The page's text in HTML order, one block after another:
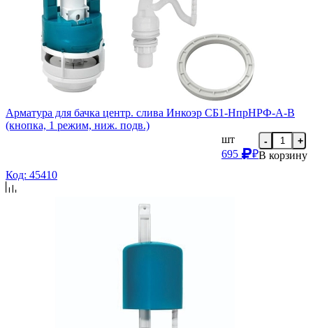
Арматура для бачка центр. слива Инкоэр СБ1-НпрНРФ-А-В
(кнопка, 1 режим, ниж. подв.)
шт
695
₽
- +
В корзину
Код: 45410